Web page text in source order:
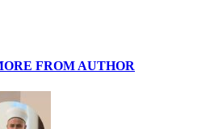
FROM AUTHOR